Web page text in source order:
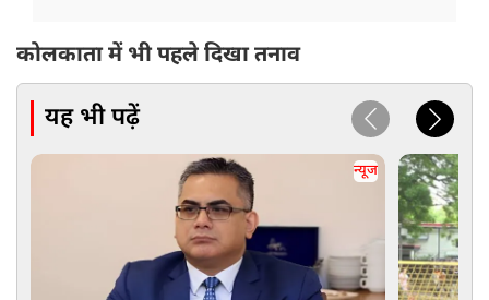
कोलकाता में भी पहले दिखा तनाव
यह भी पढ़ें
न्यूज